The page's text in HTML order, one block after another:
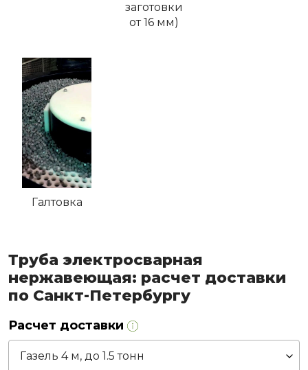
заготовки
от 16 мм)
Галтовка
Труба электросварная
нержавеющая: расчет доставки
по Санкт-Петербургу
Расчет доставки